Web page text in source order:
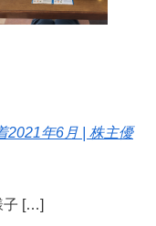
2021年6月 | 株主優
子 […]